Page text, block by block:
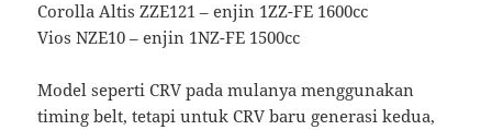
Corolla Altis ZZE121 – enjin 1ZZ-FE 1600cc
Vios NZE10 – enjin 1NZ-FE 1500cc
Model seperti CRV pada mulanya menggunakan
timing belt, tetapi untuk CRV baru generasi kedua,